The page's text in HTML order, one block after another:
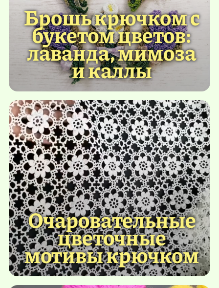
Брошь крючком с
букетом цветов:
лаванда, мимоза
и каллы
Очаровательные
цветочные
мотивы крючком